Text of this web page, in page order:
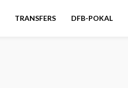
TRANSFERS DFB-POKAL